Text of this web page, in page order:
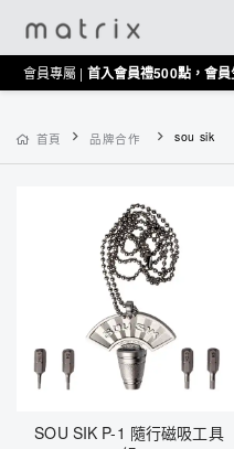
會員專屬 | 首入會員禮500點，會
首頁 品牌合作 sou sik
SOU SIK P-1 隨行磁吸工具